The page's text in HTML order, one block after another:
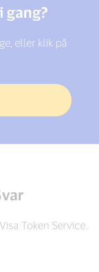
gang?
eller klik på
Token Service.